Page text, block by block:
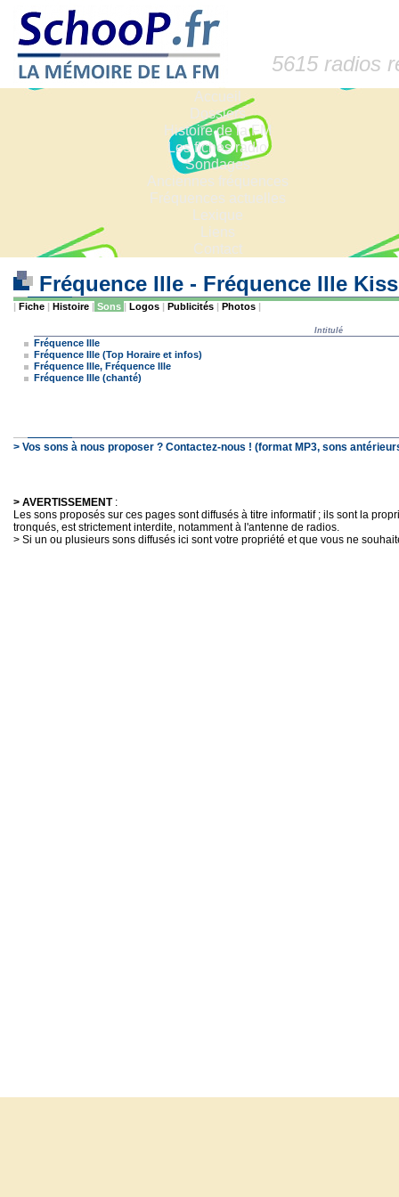
5615 radios
Accueil
Dossiers
Histoire de la FM
Les fiches radio
Sondages
Anciennes fréquences
Fréquences actuelles
Lexique
Liens
Contact
Fréquence Ille - Fréquence Ille
| Fiche | Histoire | Sons | Logos | Publicités | Photos |
Intitulé
Fréquence Ille
Fréquence Ille (Top Horaire et infos)
Fréquence Ille, Fréquence Ille
Fréquence Ille (chanté)
> Vos sons à nous proposer ? Contactez-nous ! (format MP3, sons
> AVERTISSEMENT:
Les sons proposés sur ces pages sont diffusés à titre informatif ; ils sont la
tronqués, est strictement interdite, notamment à l'antenne de radios.
> Si un ou plusieurs sons diffusés ici sont votre propriété et que vous ne